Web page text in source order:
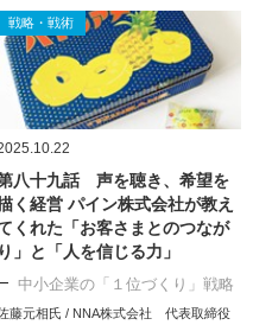
戦略・戦術
八十九話 声を聴き、希望を
く経営 パイン株式会社が教え
くれた「お客さまとのつなが
り」と「人を信じる力」
中小企業の「１位づくり」戦略
藤元相氏 / NNA株式会社 代表取締役